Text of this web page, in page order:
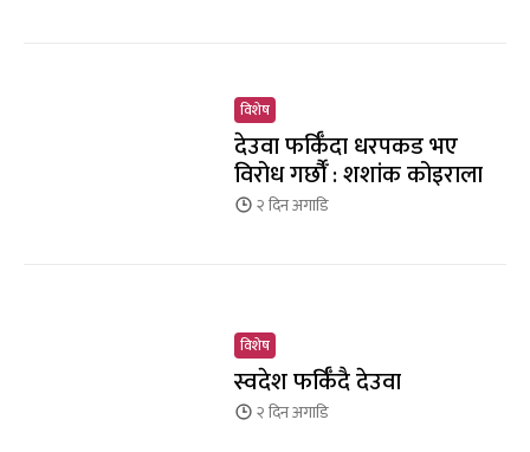
विशेष
देउवा फर्किँदा धरपकड भए
विरोध गर्छौँं : शशांक कोइराला
२ दिनअगाडि
विशेष
स्वदेश फर्किँदै देउवा
२ दिनअगाडि